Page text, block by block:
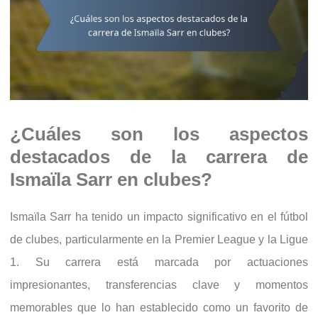
¿Cuáles son los aspectos
destacados de la carrera de
Ismaïla Sarr en clubes?
Ismaïla Sarr ha tenido un impacto significativo en el fútbol
de clubes, particularmente en la Premier League y la Ligue
1. Su carrera está marcada por actuaciones
impresionantes, transferencias clave y momentos
memorables que lo han establecido como un favorito de